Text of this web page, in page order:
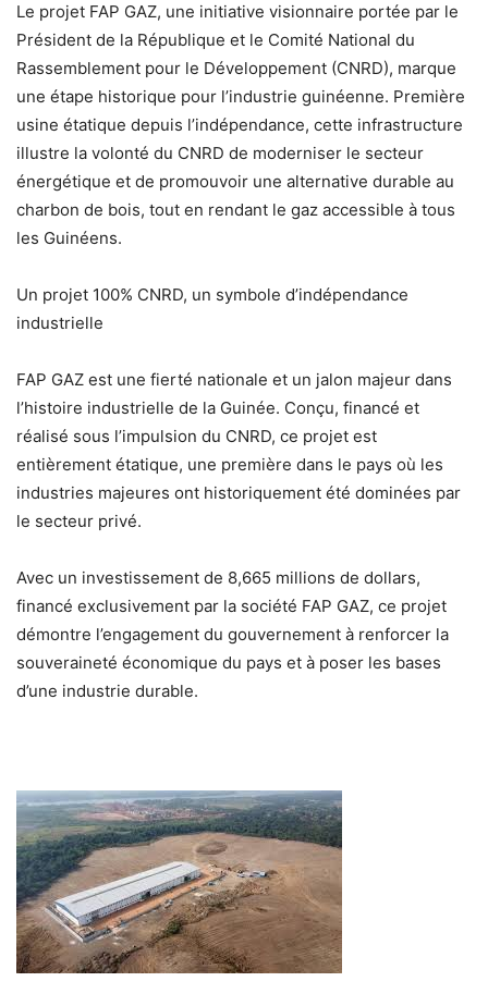
Le projet FAP GAZ, une initiative visionnaire portée par le
Président de la République et le Comité National du
Rassemblement pour le Développement (CNRD), marque
une étape historique pour l’industrie guinéenne. Première
usine étatique depuis l’indépendance, cette infrastructure
illustre la volonté du CNRD de moderniser le secteur
énergétique et de promouvoir une alternative durable au
charbon de bois, tout en rendant le gaz accessible à tous
les Guinéens.
Un projet 100% CNRD, un symbole d’indépendance
industrielle
FAP GAZ est une fierté nationale et un jalon majeur dans
l’histoire industrielle de la Guinée. Conçu, financé et
réalisé sous l’impulsion du CNRD, ce projet est
entièrement étatique, une première dans le pays où les
industries majeures ont historiquement été dominées par
le secteur privé.
Avec un investissement de 8,665 millions de dollars,
financé exclusivement par la société FAP GAZ, ce projet
démontre l’engagement du gouvernement à renforcer la
souveraineté économique du pays et à poser les bases
d’une industrie durable.